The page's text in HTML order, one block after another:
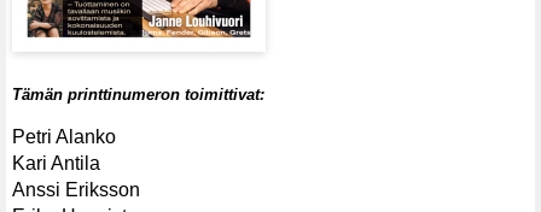
Tämän printtinumeron toimittivat:
Petri Alanko
Kari Antila
Anssi Eriksson